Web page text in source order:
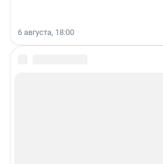
6 августа, 18:00